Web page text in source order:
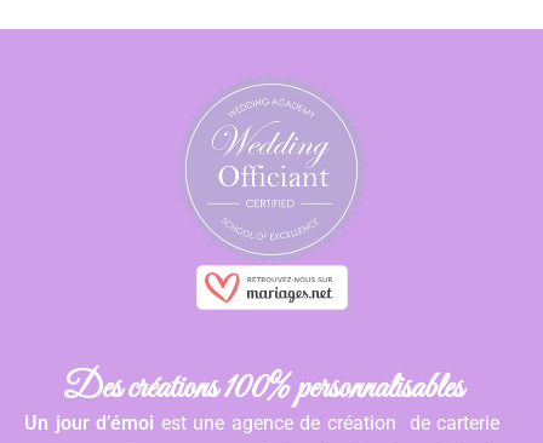
Des créations 100% personnalisables
Un jour d’émoi est une agence de création de carterie